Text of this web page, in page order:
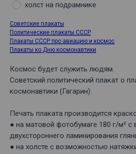
холст на подрамнике
Советские плакаты
Политические плакаты СССР
Плакаты СССР про авиацию и космос
Плакаты ко Дню космонавтики
Космос будет служить людям.
Советский политический плакат о
космонавтики (Гагарин).
Печать плаката производится
● на матовой фотобумаге 180 г/м²
двухстороннего ламинирования
● на холсте с возможностью